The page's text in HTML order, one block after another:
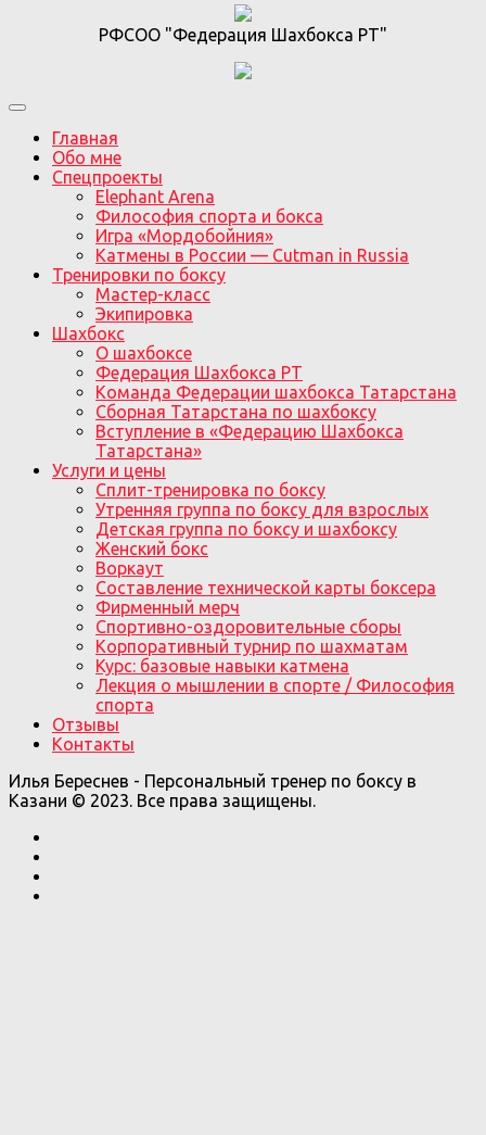
РФСОО "Федерация Шахбокса РТ"
Главная
Обо мне
Спецпроекты
Elephant Arena
Философия спорта и бокса
Игра «Мордобойния»
Катмены в России — Cutman in Russia
Тренировки по боксу
Мастер-класс
Экипировка
Шахбокс
О шахбоксе
Федерация Шахбокса РТ
Команда Федерации шахбокса Татарстана
Сборная Татарстана по шахбоксу
Вступление в «Федерацию Шахбокса
Татарстана»
Услуги и цены
Сплит-тренировка по боксу
Утренняя группа по боксу для взрослых
Детская группа по боксу и шахбоксу
Женский бокс
Воркаут
Составление технической карты боксера
Фирменный мерч
Спортивно-оздоровительные сборы
Корпоративный турнир по шахматам
Курс: базовые навыки катмена
Лекция о мышлении в спорте / Философия
спорта
Отзывы
Контакты
Илья Береснев - Персональный тренер по боксу в
Казани © 2023. Все права защищены.